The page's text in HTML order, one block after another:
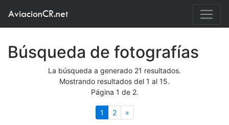
AviacionCR.net
Búsqueda de fotografías
La búsqueda a generado 21 resultados.
Mostrando resultados del 1 al 15.
Página 1 de 2.
1 (actual)
2 »Siguiente